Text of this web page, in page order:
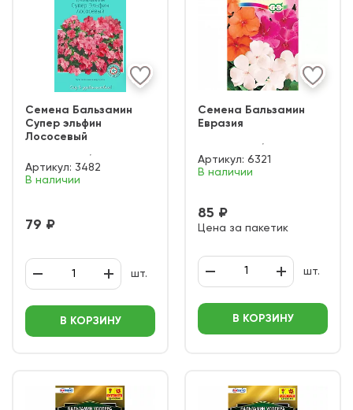
Семена Бальзамин
Супер эльфин
Лососевый
Артикул: 3482
В наличии
79 ₽
шт.
В КОРЗИНУ
Семена Бальзамин
Евразия
Артикул: 6321
В наличии
85 ₽
Цена за пакетик
шт.
В КОРЗИНУ